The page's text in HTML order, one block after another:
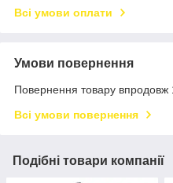
Всі умови оплати
Умови повернення
Повернення товару впродовж
Всі умови повернення
Подібні товари компанії